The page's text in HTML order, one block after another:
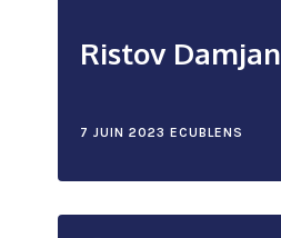
Ristov Damjan
7 JUIN 2023 ECUBLENS